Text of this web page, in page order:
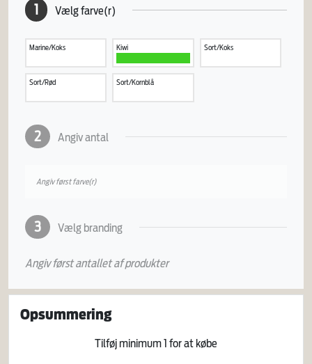
1 Vælg farve(r)
Marine/Koks Kiwi Sort/Koks
Sort/Rød Sort/Kornblå
2 Angiv antal
Angiv først farve(r)
3 Vælg branding
Angiv først antallet af produkter
Opsummering
Tilføj minimum1 for at købe